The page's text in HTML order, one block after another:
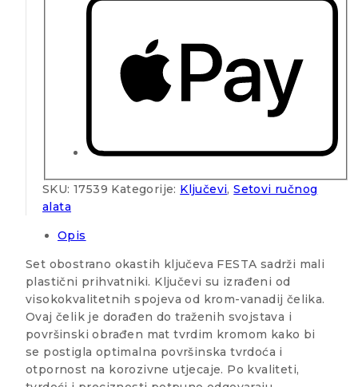
SKU: 17539 Kategorije: Ključevi,Setovi ručnog
alata
Opis
Set obostrano okastih ključeva FESTA sadrži mali
plastični prihvatniki. Ključevi su izrađeni od
visokokvalitetnih spojeva od krom-vanadij čelika.
Ovaj čelik je dorađen do traženih svojstava i
površinski obrađen mat tvrdim kromom kako bi
se postigla optimalna površinska tvrdoća i
otpornost na korozivne utjecaje. Po kvaliteti,